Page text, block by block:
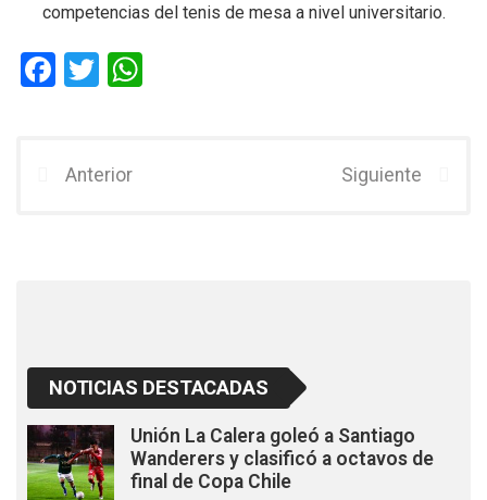
competencias del tenis de mesa a nivel universitario.
F
b
T
er
Anterior Siguiente
NOTICIAS DESTACADAS
Unión La Calera goleó a Santiago
Wanderers y clasificó a octavos de
final de Copa Chile